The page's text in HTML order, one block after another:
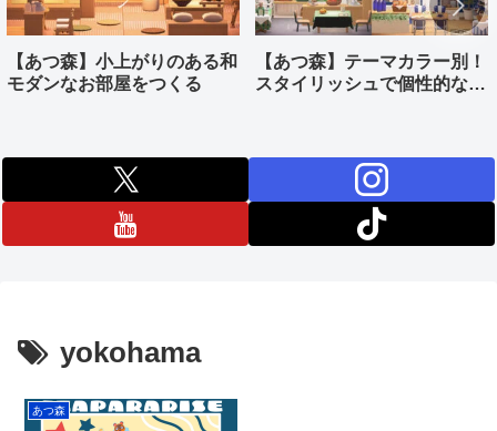
【あつ森】小上がりのある和
モダンなお部屋をつくる
【あつ森】テーマカラー別！
スタイリッシュで個性的なキ
yokohama
あつ森